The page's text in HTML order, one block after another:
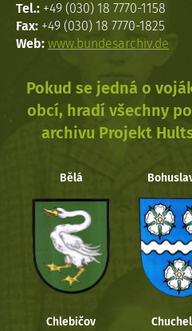
Tel.: +49 (030) 18 7770-1158
Fax: +49 (030) 18 7770-1825
Web: www.bundesarchiv.de
Pokud se jedná o
obcí, hradí všechny
archivu Projekt
Bělá
Chlebičov